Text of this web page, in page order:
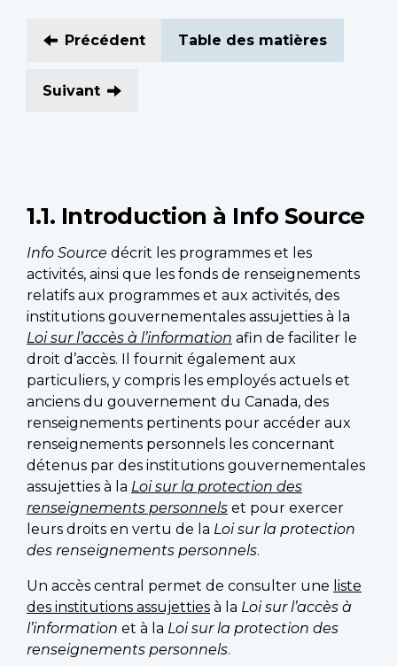
Précédent Table des matières
Suivant
1.1. Introduction à Info Source
Info Source décrit les programmes et les
activités, ainsi que les fonds de renseignements
relatifs aux programmes et aux activités, des
institutions gouvernementales assujetties à la
Loi sur l’accès à l’information afin de faciliter le
droit d’accès. Il fournit également aux
particuliers, y compris les employés actuels et
anciens du gouvernement du Canada, des
renseignements pertinents pour accéder aux
renseignements personnels les concernant
détenus par des institutions gouvernementales
assujetties à la Loi sur la protection des
renseignements personnels et pour exercer
leurs droits en vertu de la Loi sur la protection
des renseignements personnels.
Un accès central permet de consulter une liste
des institutions assujetties à la Loi sur l’accès à
l’information et à la Loi sur la protection des
renseignements personnels.